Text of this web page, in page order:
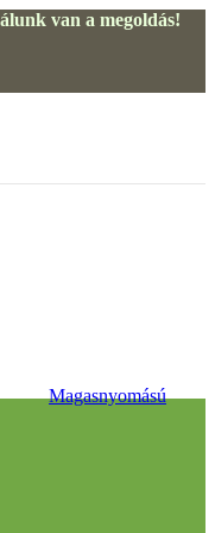
van a megoldás!
Magasnyomású